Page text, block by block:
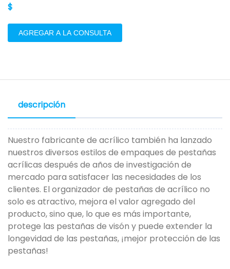
$
AGREGAR A LA CONSULTA
descripción
Nuestro fabricante de acrílico también ha lanzado
nuestros diversos estilos de empaques de pestañas
acrílicas después de años de investigación de
mercado para satisfacer las necesidades de los
clientes. El organizador de pestañas de acrílico no
solo es atractivo, mejora el valor agregado del
producto, sino que, lo que es más importante,
protege las pestañas de visón y puede extender la
longevidad de las pestañas, ¡mejor protección de las
pestañas!